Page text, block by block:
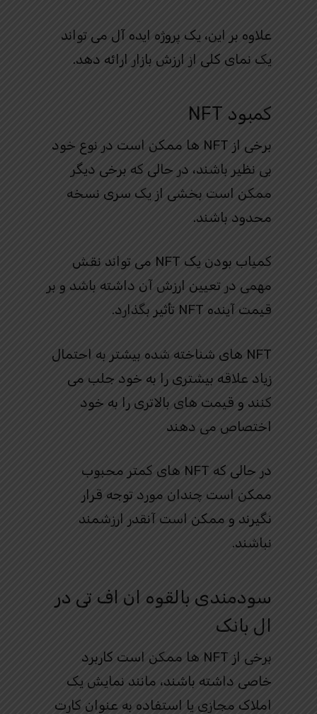
علاوه بر این، یک پروژه ایده آل می تواند
یک نمای کلی از ارزش بازار ارائه دهد.
کمبود NFT
برخی از NFT ها ممکن است در نوع خود
بی نظیر باشند، در حالی که برخی دیگر
ممکن است بخشی از یک سری نسخه
محدود باشند.
کمیاب بودن یک NFT می تواند نقش
مهمی در تعیین ارزش آن داشته باشد و بر
قیمت آینده NFT تأثیر بگذارد.
NFT های شناخته شده بیشتر به احتمال
زیاد علاقه بیشتری را به خود جلب می
کنند و قیمت های بالاتری را به خود
اختصاص می دهند
در حالی که NFT های کمتر محبوب
ممکن است چندان مورد توجه قرار
نگیرند و ممکن است آنقدر ارزشمند
نباشند.
سودمندی بالقوه ان اف تی در
ال بانک
برخی از NFT ها ممکن است کاربرد
خاصی داشته باشند، مانند نمایش یک
املاک مجازی یا استفاده به عنوان کارت